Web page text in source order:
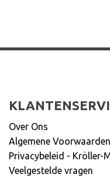
Over Ons
Algemene
Privacybeleid - Kröller-
Veelgestelde vragen